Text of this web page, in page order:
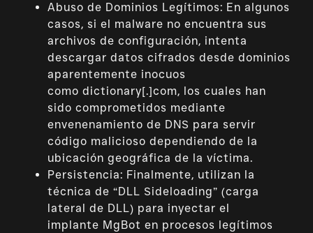
Abuso de Dominios Legítimos: En algunos
casos, si el malware no encuentra sus
archivos de configuración, intenta
descargar datos cifrados desde dominios
aparentemente inocuos
comodictionary[.]com, los cuales han
sido comprometidos mediante
envenenamiento de DNS para servir
código malicioso dependiendo de la
ubicación geográfica de la víctima.
Persistencia: Finalmente, utilizan la
técnica de “DLL Sideloading” (carga
lateral de DLL) para inyectar el
implante MgBot en procesos legítimos